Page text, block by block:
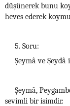
düşünerek bunu
heves ederek
5. Soru:
Şeymâ ve
Şeymâ,
sevimli bir isimdir.